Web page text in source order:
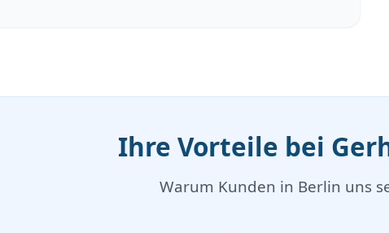
Ihre Vorteile bei
Warum Kunden in Berlin uns